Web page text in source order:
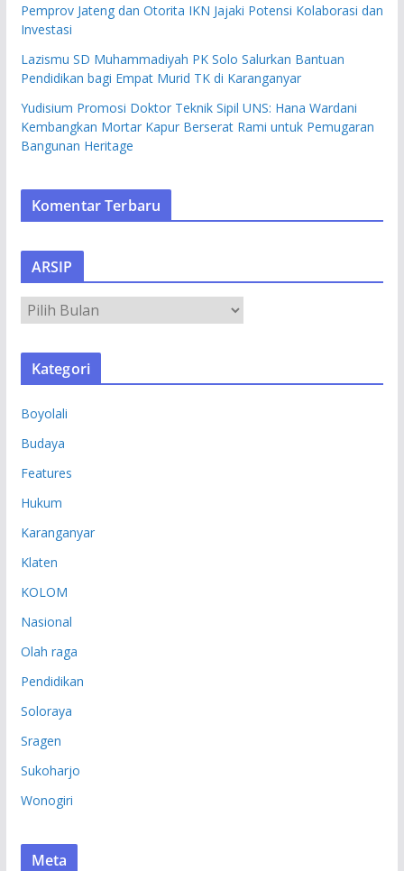
Pemprov Jateng dan Otorita IKN Jajaki Potensi Kolaborasi dan
Investasi
Lazismu SD Muhammadiyah PK Solo Salurkan Bantuan
Pendidikan bagi Empat Murid TK di Karanganyar
Yudisium Promosi Doktor Teknik Sipil UNS: Hana Wardani
Kembangkan Mortar Kapur Berserat Rami untuk Pemugaran
Bangunan Heritage
Komentar Terbaru
ARSIP
R
S
Kategori
Boyolali
Budaya
Features
Hukum
Karanganyar
Klaten
KOLOM
Nasional
Olah raga
Pendidikan
Soloraya
Sragen
Sukoharjo
Wonogiri
Meta